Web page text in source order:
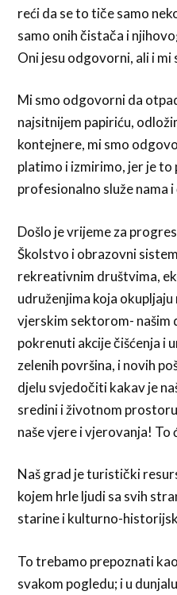
reći da se to tiče samo
samo onih čistača i
Oni jesu odgovorni, ali i mi
Mi smo odgovorni da
najsitnijem papiriću,
kontejnere, mi smo
platimo i izmirimo, jer je to
profesionalno služe nama
Došlo je vrijeme za
Školstvo i obrazovni
rekreativnim društvima,
udruženjima koja okupljaju
vjerskim sektorom- našim
pokrenuti akcije čišćenja i
zelenih površina, i novih
djelu svjedočiti kakav je
sredini i životnom
naše vjere i vjerovanja! To
Naš grad je turistički
kojem hrle ljudi sa svih
starine i kulturno-
To trebamo prepoznati
svakom pogledu; i u